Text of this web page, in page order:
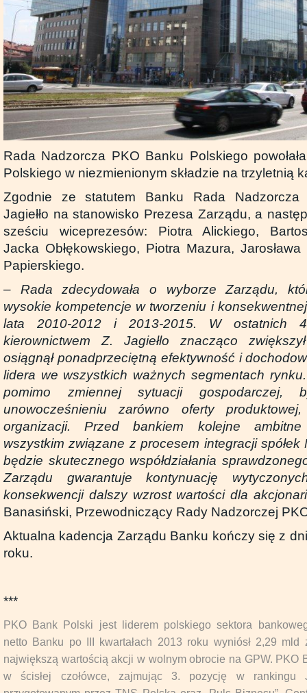
Rada Nadzorcza PKO Banku Polskiego
Polskiego w niezmienionym składzie na trzyletnią
Zgodnie ze statutem Banku Rada Nadzorcza
Jagiełło na stanowisko Prezesa Zarządu, a
sześciu wiceprezesów: Piotra Alickiego,
Jacka Obłękowskiego, Piotra Mazura,
Papierskiego.
– Rada zdecydowała o wyborze Zarządu,
wysokie kompetencje w tworzeniu i
lata 2010-2012 i 2013-2015. W ostatnich
kierownictwem Z. Jagiełlo znacząco
osiągnął ponadprzeciętną efektywność i
lidera we wszystkich ważnych segmentach
pomimo zmiennej sytuacji gospodarczej,
unowocześnieniu zarówno oferty
organizacji. Przed bankiem kolejne
wszystkim związane z procesem integracji
będzie skutecznego współdziałania
Zarządu gwarantuje kontynuację
konsekwencji dalszy wzrost wartości dla
Banasiński, Przewodniczący Rady Nadzorczej
Aktualna kadencja Zarządu Banku kończy się z
roku.
***
PKO Bank Polski jest liderem polskiego sektora
netto Banku po III kwartałach 2013 roku wyniósł 2,29 mld
największą wartością akcji w wolnym obrocie na GPW. PKO
w ścisłej czołówce, zajmując 3. pozycję w rankingu